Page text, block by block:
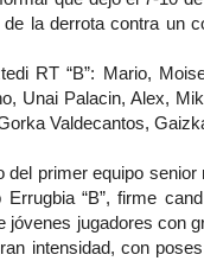
la derrota contra un
RT “B”: Mario,
Unai Palacin, Alex,
Valdecantos,
primer equipo senior
“B”, firme
jóvenes jugadores con
intensidad, con